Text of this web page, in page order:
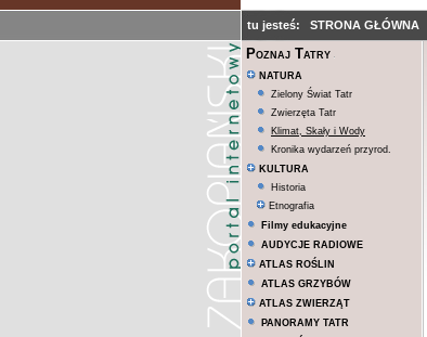
tu jesteś: STRONA GŁÓWNA
Poznaj Tatry
NATURA
Zielony Świat Tatr
Zwierzęta Tatr
Klimat, Skały i Wody
Kronika wydarzeń przyrod.
KULTURA
Historia
Etnografia
Filmy edukacyjne
AUDYCJE RADIOWE
ATLAS ROŚLIN
ATLAS GRZYBÓW
ATLAS ZWIERZĄT
PANORAMY TATR